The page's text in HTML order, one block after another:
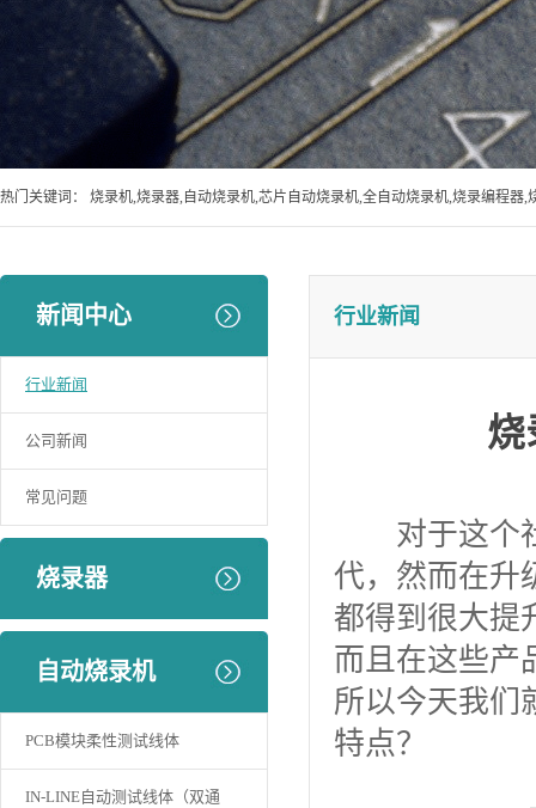
热门关键词： 烧录机,烧录器,自动烧录机,芯片自动烧录机,全自动烧录机,烧录编程器,
新闻中心
行业新闻
公司新闻
常见问题
烧录器
自动烧录机
PCB模块柔性测试线体
IN-LINE自动测试线体（双通
行业新闻
烧
对于这个社
代，然而在升
都得到很大提
而且在这些产
所以今天我们
特点？